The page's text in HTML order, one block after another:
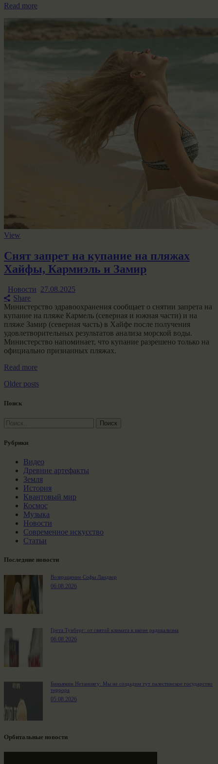
Read more
View
Снят запрет на купание на пляжах
Хайфы, Кармиэль и Замир
Новости 27.08.2025
Share
Министерство здравоохранения сообщает о снятии запрета на
купание на пляже Кармель (северная и южная части) и на
пляже Замир (северная часть) в Хайфе после получения
удовлетворительных результатов анализа морской воды.
Министерство напоминает, что купание разрешено только на
официально признанных пляжах.
Read more
Older posts
Поиск
Найти:
Рубрики
Видео
Древние артефакты
Земля
История
Квантовый мир
Космос
Музыка
Новости
Современное искусство
Статьи
Последние новости
Возвращение Софы Ландвер
06.08.2026
Грета Тунберг: от святой климата к иконе радикализма
06.08.2026
Биньямин Нетаниягу: Мы не создадим тут палестинское государство
террора
05.08.2026
Орбитальные новости